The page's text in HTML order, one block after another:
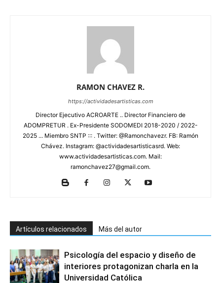
RAMON CHAVEZ R.
https://actividadesartisticas.com
Director Ejecutivo ACROARTE .. Director Financiero de
ADOMPRETUR . Ex-Presidente SODOMEDI 2018-2020 / 2022-
2025 ... Miembro SNTP ::: . Twitter: @Ramonchavezr. FB: Ramón
Chávez. Instagram: @actividadesartisticasrd. Web:
www.actividadesartisticas.com. Mail:
ramonchavez27@gmail.com.
Artículos relacionados Más del autor
Psicología del espacio y diseño de
interiores protagonizan charla en la
Universidad Católica